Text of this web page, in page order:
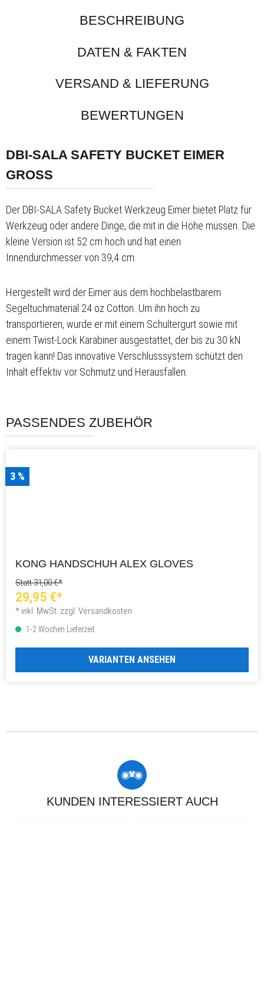
BESCHREIBUNG
DATEN & FAKTEN
VERSAND & LIEFERUNG
BEWERTUNGEN
DBI-SALA SAFETY BUCKET EIMER
GROSS
Der DBI-SALA Safety Bucket Werkzeug Eimer bietet Platz für
Werkzeug oder andere Dinge, die mit in die Höhe müssen. Die
kleine Version ist 52 cm hoch und hat einen
Innendurchmesser von 39,4 cm.
Hergestellt wird der Eimer aus dem hochbelastbarem
Segeltuchmaterial 24 oz Cotton. Um ihn hoch zu
transportieren, wurde er mit einem Schultergurt sowie mit
einem Twist-Lock Karabiner ausgestattet, der bis zu 30 kN
tragen kann! Das innovative Verschlusssystem schützt den
Inhalt effektiv vor Schmutz und Herausfallen.
PASSENDES ZUBEHÖR
3 %
KONG HANDSCHUH ALEX GLOVES
Statt 31,00 €*
29,95 €*
* inkl. MwSt. zzgl. Versandkosten
1-2 Wochen Lieferzeit
VARIANTEN ANSEHEN
KUNDEN INTERESSIERT AUCH